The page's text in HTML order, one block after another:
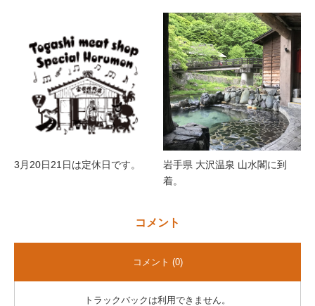
3月20日21日は定休日です。
岩手県 大沢温泉 山水閣に到
着。
コメント
コメント (0)
トラックバックは利用できません。